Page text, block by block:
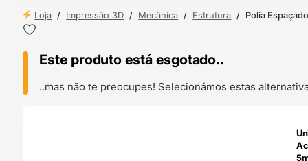
Loja / Impressão 3D / Mecânica / Estrutura / Polia
Este produto está esgotado..
..mas não te preocupes! Selecionámos estas